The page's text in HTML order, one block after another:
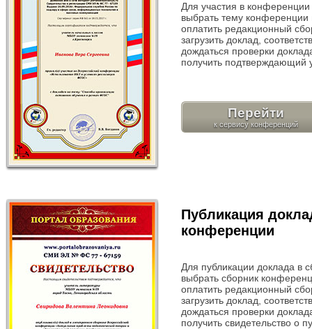
Для участия в
выбрать тему конференции
оплатить редакционный
загрузить доклад,
дождаться проверки
получить подтверждающий
Перейти
к сервису конференций
Публикация
конференции
Для публикации доклада в
выбрать сборник
оплатить редакционный
загрузить доклад,
дождаться проверки
получить свидетельство о